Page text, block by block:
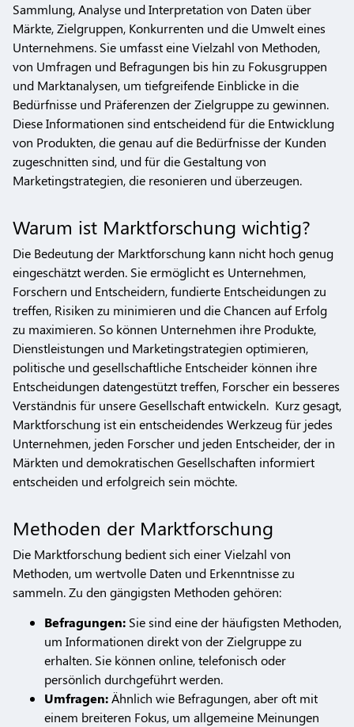
Sammlung, Analyse und Interpretation von Daten über
Märkte, Zielgruppen, Konkurrenten und die Umwelt eines
Unternehmens. Sie umfasst eine Vielzahl von Methoden,
von Umfragen und Befragungen bis hin zu Fokusgruppen
und Marktanalysen, um tiefgreifende Einblicke in die
Bedürfnisse und Präferenzen der Zielgruppe zu gewinnen.
Diese Informationen sind entscheidend für die Entwicklung
von Produkten, die genau auf die Bedürfnisse der Kunden
zugeschnitten sind, und für die Gestaltung von
Marketingstrategien, die resonieren und überzeugen.
Warum ist Marktforschung wichtig?
Die Bedeutung der Marktforschung kann nicht hoch genug
eingeschätzt werden. Sie ermöglicht es Unternehmen,
Forschern und Entscheidern, fundierte Entscheidungen zu
treffen, Risiken zu minimieren und die Chancen auf Erfolg
zu maximieren. So können Unternehmen ihre Produkte,
Dienstleistungen und Marketingstrategien optimieren,
politische und gesellschaftliche Entscheider können ihre
Entscheidungen datengestützt treffen, Forscher ein besseres
Verständnis für unsere Gesellschaft entwickeln. Kurz gesagt,
Marktforschung ist ein entscheidendes Werkzeug für jedes
Unternehmen, jeden Forscher und jeden Entscheider, der in
Märkten und demokratischen Gesellschaften informiert
entscheiden und erfolgreich sein möchte.
Methoden der Marktforschung
Die Marktforschung bedient sich einer Vielzahl von
Methoden, um wertvolle Daten und Erkenntnisse zu
sammeln. Zu den gängigsten Methoden gehören:
Befragungen: Sie sind eine der häufigsten Methoden,
um Informationen direkt von der Zielgruppe zu
erhalten. Sie können online, telefonisch oder
persönlich durchgeführt werden.
Umfragen:Ähnlich wie Befragungen, aber oft mit
einem breiteren Fokus, um allgemeine Meinungen